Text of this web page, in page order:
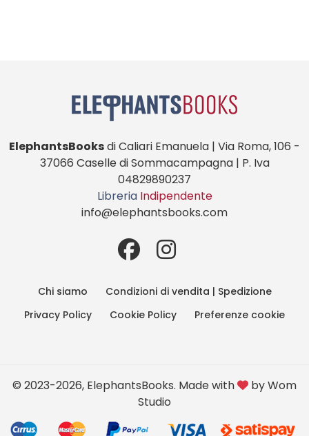
ElephantsBooksdi Caliari Emanuela | Via Roma, 106 -
37066 Caselle di Sommacampagna | P. Iva
04829890237
Libreria Indipendente
info@elephantsbooks.com
Chi siamo
Condizioni di vendita | Spedizione
Privacy Policy
Cookie Policy Preferenze cookie
© 2023-2026, ElephantsBooks. Made with byWom
Studio